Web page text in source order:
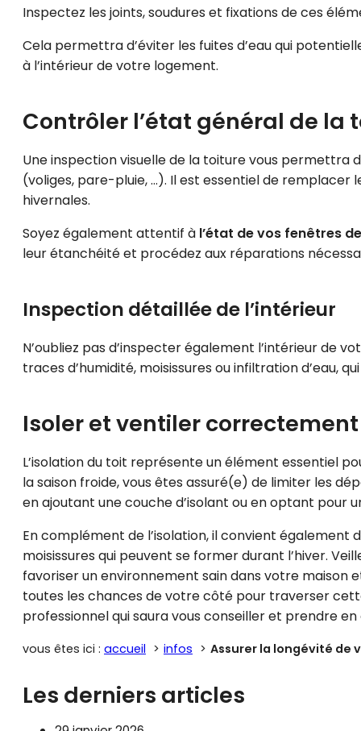
Inspectez les joints, soudures et fixations de ces
Cela permettra d’éviter les fuites d’eau qui
à l’intérieur de votre logement.
Contrôler l’état général de la
Une inspection visuelle de la toiture vous permettra
(voliges, pare-pluie, …). Il est essentiel de
hivernales.
Soyez également attentif à l’état de vos fenêtres
leur étanchéité et procédez aux réparations
Inspection détaillée de l’intérieur
N’oubliez pas d’inspecter également l’intérieur de
traces d’humidité, moisissures ou infiltration d’eau,
Isoler et ventiler
L’isolation du toit représente un élément essentiel
la saison froide, vous êtes assuré(e) de limiter les
en ajoutant une couche d’isolant ou en optant pour
En complément de l’isolation, il convient également
moisissures qui peuvent se former durant l’hiver.
favoriser un environnement sain dans votre maison
toutes les chances de votre côté pour traverser
professionnel qui saura vous conseiller et prendre
vous êtes ici : accueil infos Assurer la longévité de
Les derniers articles